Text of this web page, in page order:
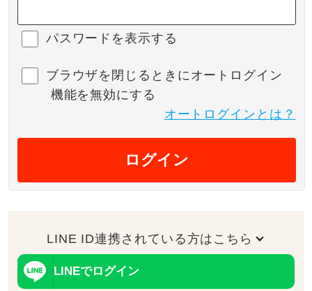
パスワードを表示する
ブラウザを閉じるときにオートログイン
機能を無効にする
オートログインとは？
ログイン
LINE ID連携されている方はこちら
LINEでログイン